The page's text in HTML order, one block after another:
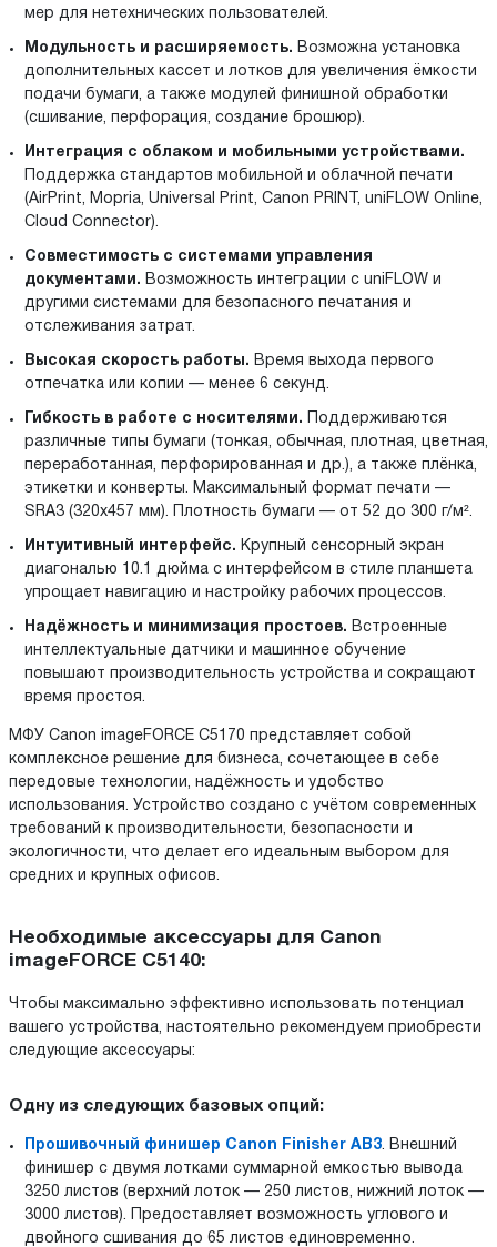
мер для нетехнических пользователей.
Модульность и расширяемость. Возможна установка
дополнительных кассет и лотков для увеличения ёмкости
подачи бумаги, а также модулей финишной обработки
(сшивание, перфорация, создание брошюр).
Интеграция с облаком и мобильными устройствами.
Поддержка стандартов мобильной и облачной печати
(AirPrint, Mopria, Universal Print, Canon PRINT, uniFLOW Online,
Cloud Connector).
Совместимость с системами управления
документами. Возможность интеграции с uniFLOW и
другими системами для безопасного печатания и
отслеживания затрат.
Высокая скорость работы. Время выхода первого
отпечатка или копии — менее 6 секунд.
Гибкость в работе с носителями. Поддерживаются
различные типы бумаги (тонкая, обычная, плотная, цветная,
переработанная, перфорированная и др.), а также плёнка,
этикетки и конверты. Максимальный формат печати —
SRA3 (320x457 мм). Плотность бумаги — от 52 до 300 г/м².
Интуитивный интерфейс. Крупный сенсорный экран
диагональю 10.1 дюйма с интерфейсом в стиле планшета
упрощает навигацию и настройку рабочих процессов.
Надёжность и минимизация простоев. Встроенные
интеллектуальные датчики и машинное обучение
повышают производительность устройства и сокращают
время простоя.
МФУ Canon imageFORCE C5170 представляет собой
комплексное решение для бизнеса, сочетающее в себе
передовые технологии, надёжность и удобство
использования. Устройство создано с учётом современных
требований к производительности, безопасности и
экологичности, что делает его идеальным выбором для
средних и крупных офисов.
Необходимые аксессуары для Canon
imageFORCE C5140:
Чтобы максимально эффективно использовать потенциал
вашего устройства, настоятельно рекомендуем приобрести
следующие аксессуары:
Одну из следующих базовых опций:
Прошивочный финишер Canon Finisher AB3. Внешний
финишер с двумя лотками суммарной емкостью вывода
3250 листов (верхний лоток — 250 листов, нижний лоток —
3000 листов). Предоставляет возможность углового и
двойного сшивания до 65 листов единовременно.